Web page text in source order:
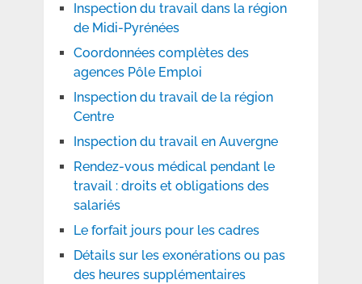
Inspection du travail dans la région
de Midi-Pyrénées
Coordonnées complètes des
agences Pôle Emploi
Inspection du travail de la région
Centre
Inspection du travail en Auvergne
Rendez-vous médical pendant le
travail : droits et obligations des
salariés
Le forfait jours pour les cadres
Détails sur les exonérations ou pas
des heures supplémentaires